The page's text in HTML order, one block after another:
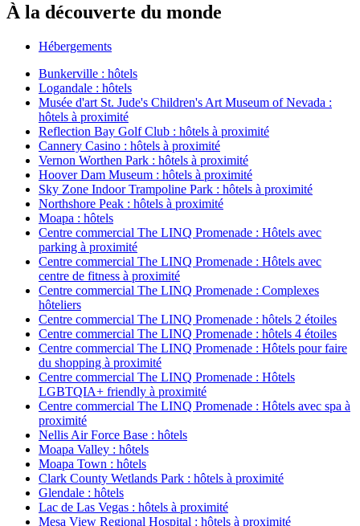
À la découverte du monde
Hébergements
Bunkerville : hôtels
Logandale : hôtels
Musée d'art St. Jude's Children's Art Museum of Nevada :
hôtels à proximité
Reflection Bay Golf Club : hôtels à proximité
Cannery Casino : hôtels à proximité
Vernon Worthen Park : hôtels à proximité
Hoover Dam Museum : hôtels à proximité
Sky Zone Indoor Trampoline Park : hôtels à proximité
Northshore Peak : hôtels à proximité
Moapa : hôtels
Centre commercial The LINQ Promenade : Hôtels avec
parking à proximité
Centre commercial The LINQ Promenade : Hôtels avec
centre de fitness à proximité
Centre commercial The LINQ Promenade : Complexes
hôteliers
Centre commercial The LINQ Promenade : hôtels 2 étoiles
Centre commercial The LINQ Promenade : hôtels 4 étoiles
Centre commercial The LINQ Promenade : Hôtels pour faire
du shopping à proximité
Centre commercial The LINQ Promenade : Hôtels
LGBTQIA+ friendly à proximité
Centre commercial The LINQ Promenade : Hôtels avec spa à
proximité
Nellis Air Force Base : hôtels
Moapa Valley : hôtels
Moapa Town : hôtels
Clark County Wetlands Park : hôtels à proximité
Glendale : hôtels
Lac de Las Vegas : hôtels à proximité
Mesa View Regional Hospital : hôtels à proximité